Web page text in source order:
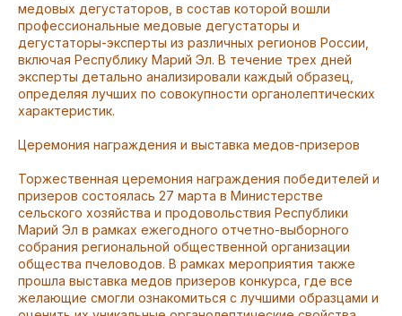
медовых дегустаторов, в состав которой вошли
профессиональные медовые дегустаторы и
дегустаторы-эксперты из различных регионов России,
включая Республику Марий Эл. В течение трех дней
эксперты детально анализировали каждый образец,
определяя лучших по совокупности органолептических
характеристик.
Церемония награждения и выставка медов-призеров
Торжественная церемония награждения победителей и
призеров состоялась 27 марта в Министерстве
сельского хозяйства и продовольствия Республики
Марий Эл в рамках ежегодного отчетно-выборного
собрания региональной общественной организации
общества пчеловодов. В рамках мероприятия также
прошла выставка медов призеров конкурса, где все
желающие смогли ознакомиться с лучшими образцами и